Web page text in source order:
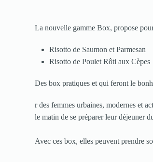
La nouvelle gamme Box, propose
Risotto de Saumon et Parmesan
Risotto de Poulet Rôti aux Cèpes
Des box pratiques et qui feront le
r des femmes urbaines, modernes et
le matin de se préparer leur déjeuner
Avec ces box, elles peuvent prendre